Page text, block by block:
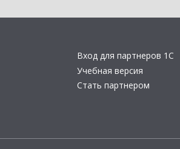
Вход для партнеров 1С
Учебная версия
Стать партнером